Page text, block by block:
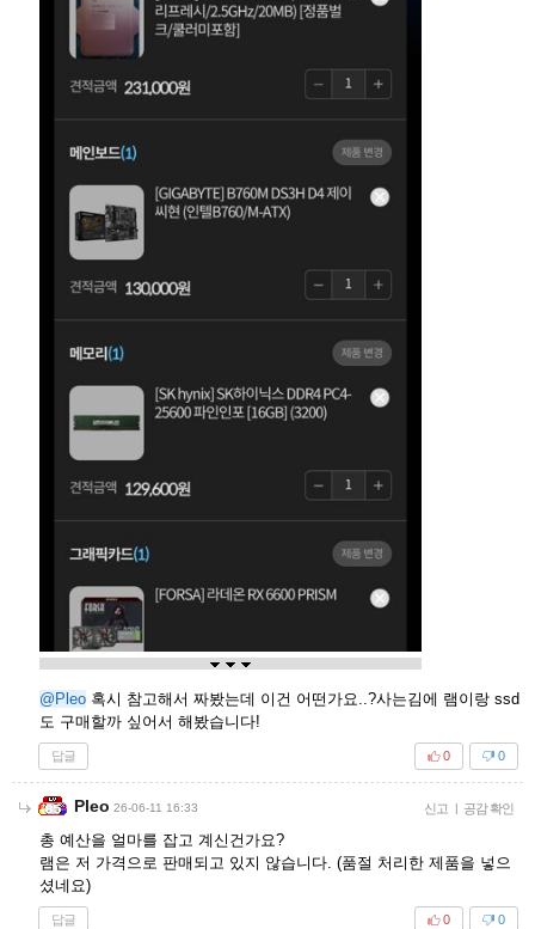
@Pleo 혹시 참고해서 짜봤는데 이건 어떤가요..?사는김에 램이랑 ssd
도 구매할까 싶어서 해봤습니다!
답글 0
0
Pleo 26-06-11 16:33 신고 | 공감 확인
총 예산을 얼마를 잡고 계신건가요?
램은 저 가격으로 판매되고 있지 않습니다. (품절 처리한 제품을 넣으
셨네요)
답글 0
0